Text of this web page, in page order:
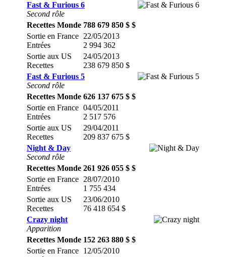
Fast & Furious 6
Second rôle
Recettes Monde 788 679 850 $ $
Sortie en France
Entrées
22/05/2013
2 994 362
Sortie aux US
Recettes
24/05/2013
238 679 850 $
Fast & Furious 5
Second rôle
Recettes Monde 626 137 675 $ $
Sortie en France
Entrées
04/05/2011
2 517 576
Sortie aux US
Recettes
29/04/2011
209 837 675 $
Night & Day
Second rôle
Recettes Monde 261 926 055 $ $
Sortie en France
Entrées
28/07/2010
1 755 434
Sortie aux US
Recettes
23/06/2010
76 418 654 $
Crazy night
Apparition
Recettes Monde 152 263 880 $ $
Sortie en France 12/05/2010